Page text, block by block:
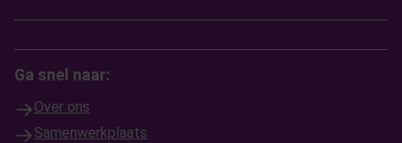
Ga snel naar:
Over ons
Samenwerkplaats